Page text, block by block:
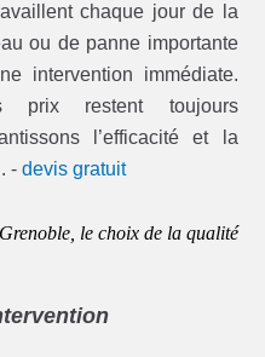
chaque jour de la
ou de panne importante
intervention immédiate.
prix restent toujours
l’efficacité et la
-devis gratuit
le choix de la qualité